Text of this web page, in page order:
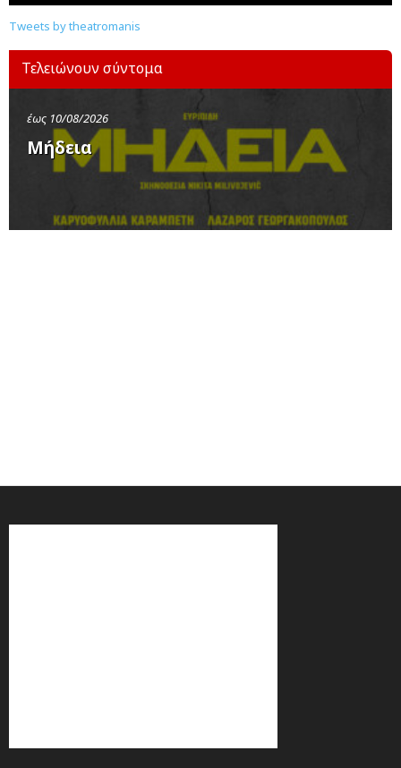
Tweets by theatromanis
Τελειώνουν σύντομα
έως 10/08/2026
Μήδεια